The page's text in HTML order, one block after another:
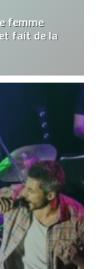
femme
fait de la